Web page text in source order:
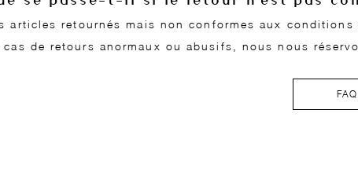
articles retournés mais non conformes aux
cas de retours anormaux ou abusifs, nous nous
FAQ